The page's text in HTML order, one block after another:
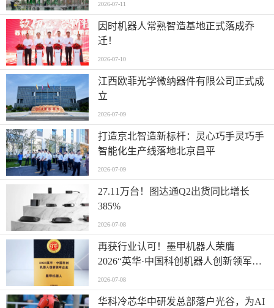
2026-07-11
因时机器人常熟智造基地正式落成乔
迁！
2026-07-10
江西欧菲光学微纳器件有限公司正式成
立
2026-07-09
打造京北智造新标杆：灵心巧手灵巧手
智能化生产线落地北京昌平
2026-07-09
27.11万台！图达通Q2出货同比增长
385%
2026-07-08
再获行业认可！墨甲机器人荣膺
2026“英华·中国科创机器人创新领军企
业”全产业链智能出海标杆
2026-07-08
华科冷芯华中研发总部落户光谷，为AI